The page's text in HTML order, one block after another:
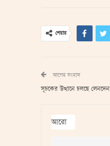
শেয়ার
আগের সংবাদ
সূচকের উত্থানে চলছে লেনদেন
আরো